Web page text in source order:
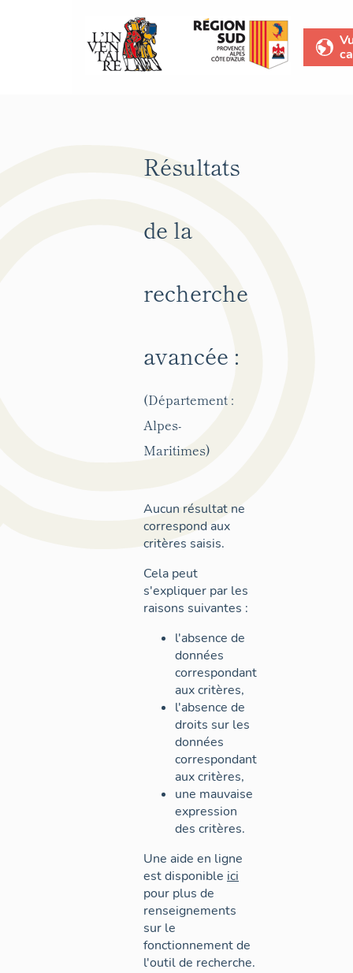
Résultats
de la
recherche
avancée :
(Département :
Alpes-
Maritimes)
Aucun résultat ne
correspond aux
critères saisis.
Cela peut
s'expliquer par les
raisons suivantes :
l'absence de
données
correspondant
aux critères,
l'absence de
droits sur les
données
correspondant
aux critères,
une mauvaise
expression
des critères.
Une aide en ligne
est disponible ici
pour plus de
renseignements
sur le
fonctionnement de
l'outil de recherche.